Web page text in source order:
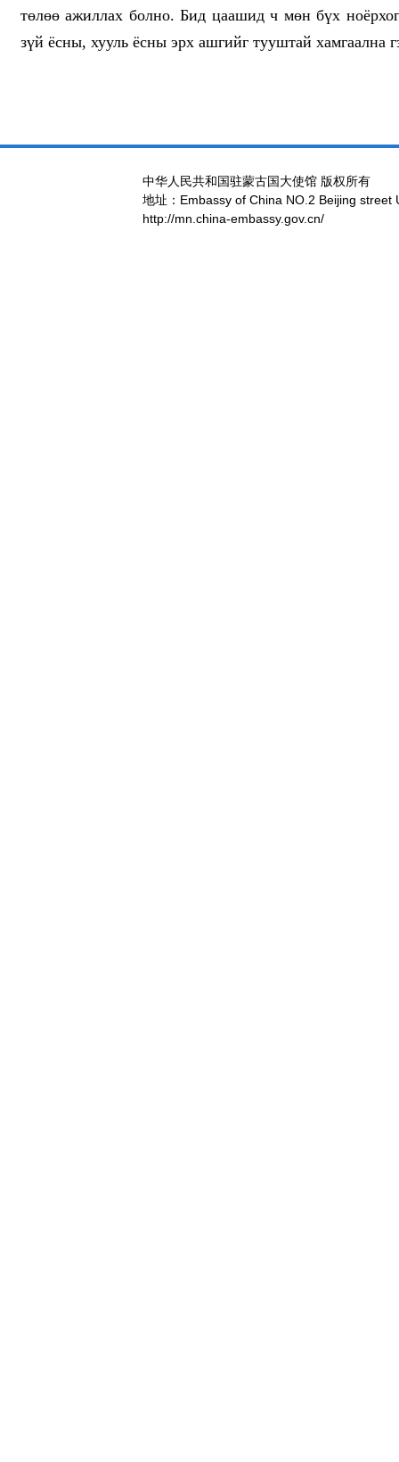
төлөө ажиллах болно. Бид цаашид ч мөн бүх
зүй ёсны, хууль ёсны эрх ашгийг тууштай хамгаална
中华人民共和国驻蒙古国大使馆 版权所有
地址：Embassy of China NO.2 Beijing street
http://mn.china-embassy.gov.cn/